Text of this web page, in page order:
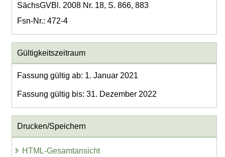
SächsGVBl. 2008 Nr. 18, S. 866, 883
Fsn-Nr.: 472-4
Gültigkeitszeitraum
Fassung gültig ab: 1. Januar 2021
Fassung gültig bis: 31. Dezember 2022
Drucken/Speichern
HTML-Gesamtansicht